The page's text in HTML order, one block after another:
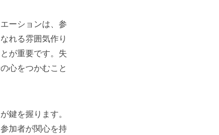
ーションは、参
れる雰囲気作り
が重要です。失
心をつかむこと
鍵を握ります。
加者が関心を持